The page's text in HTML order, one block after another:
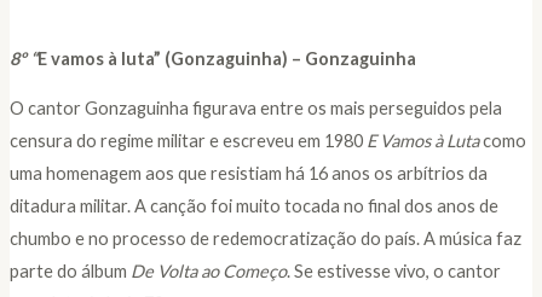
8º “E vamos à luta” (Gonzaguinha) – Gonzaguinha
O cantor Gonzaguinha figurava entre os mais perseguidos pela
censura do regime militar e escreveu em 1980 E Vamos à Lutacomo
uma homenagem aos que resistiam há 16 anos os arbítrios da
ditadura militar. A canção foi muito tocada no final dos anos de
chumbo e no processo de redemocratização do país. A música faz
parte do álbum De Volta ao Começo. Se estivesse vivo, o cantor